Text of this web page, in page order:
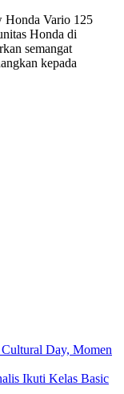
Honda Vario 125
Honda di
semangat
kepada
Day, Momen
Ikuti Kelas Basic